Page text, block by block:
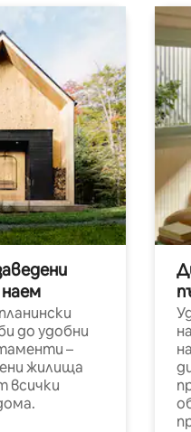
до удобни
–
жилища
всички